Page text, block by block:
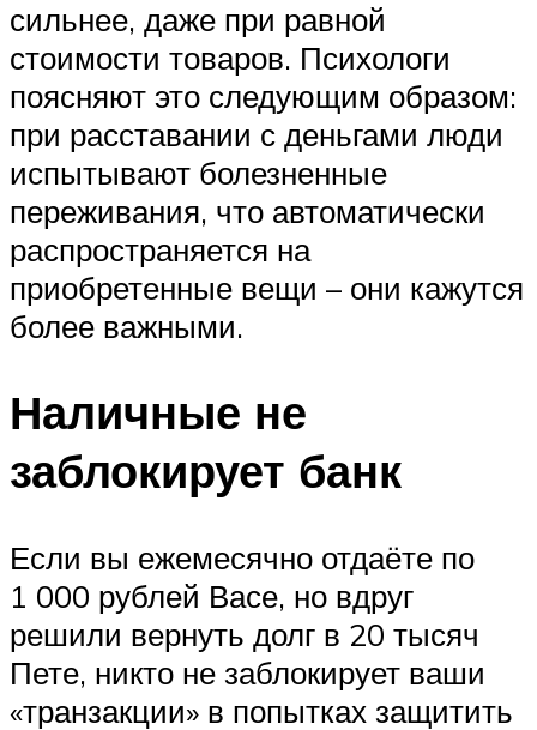
сильнее, даже при равной
стоимости товаров. Психологи
поясняют это следующим образом:
при расставании с деньгами люди
испытывают болезненные
переживания, что автоматически
распространяется на
приобретенные вещи – они кажутся
более важными.
Наличные не
заблокирует банк
Если вы ежемесячно отдаёте по
1 000 рублей Васе, но вдруг
решили вернуть долг в 20 тысяч
Пете, никто не заблокирует ваши
«транзакции» в попытках защитить